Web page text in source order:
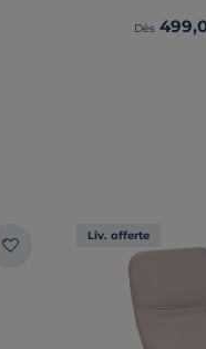
Dès
Liv. offerte